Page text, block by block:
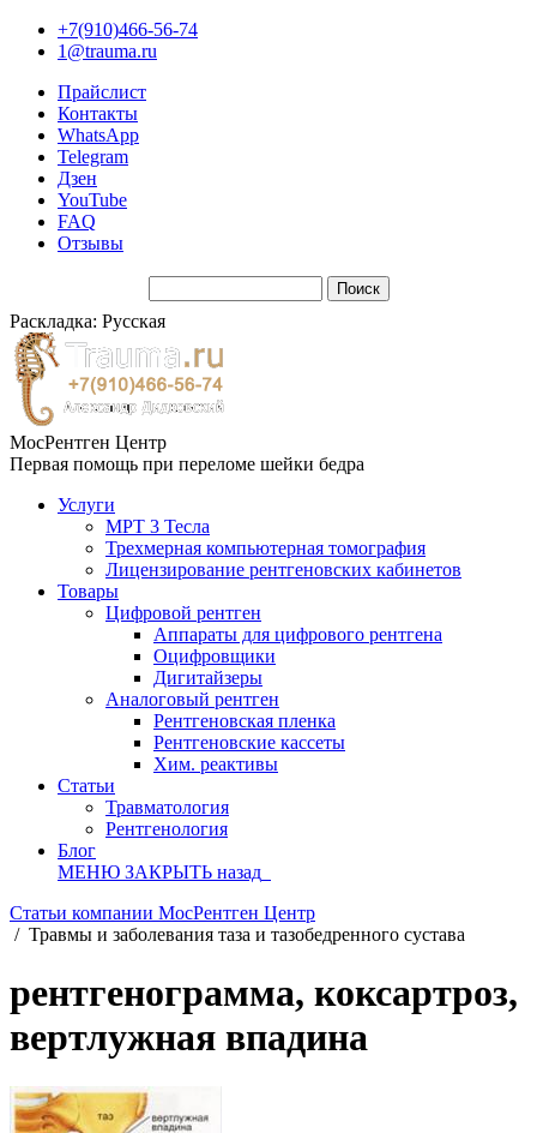
+7(910)466-56-74
1@trauma.ru
Прайслист
Контакты
WhatsApp
Telegram
Дзен
YouTube
FAQ
Отзывы
Раскладка: Русская
МосРентген Центр
Первая помощь при переломе шейки бедра
Услуги
МРТ 3 Тесла
Трехмерная компьютерная томография
Лицензирование рентгеновских кабинетов
Товары
Цифровой рентген
Аппараты для цифрового рентгена
Оцифровщики
Дигитайзеры
Аналоговый рентген
Рентгеновская пленка
Рентгеновские кассеты
Хим. реактивы
Статьи
Травматология
Рентгенология
Блог
МЕНЮ ЗАКРЫТЬ назад
Статьи компании МосРентген Центр
/ Травмы и заболевания таза и тазобедренного сустава
рентгенограмма, коксартроз,
вертлужная впадина